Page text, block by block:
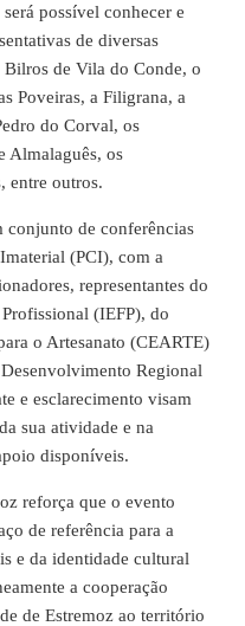
possível conhecer e
de diversas
Bilros de Vila do Conde, o
Poveiras, a Filigrana, a
do Corval, os
Almalaguês, os
entre outros.
conjunto de conferências
(PCI), com a
representantes do
(IEFP), do
o Artesanato (CEARTE)
Regional
e esclarecimento visam
sua atividade e na
disponíveis.
reforça que o evento
de referência para a
e da identidade cultural
a cooperação
de Estremoz ao território